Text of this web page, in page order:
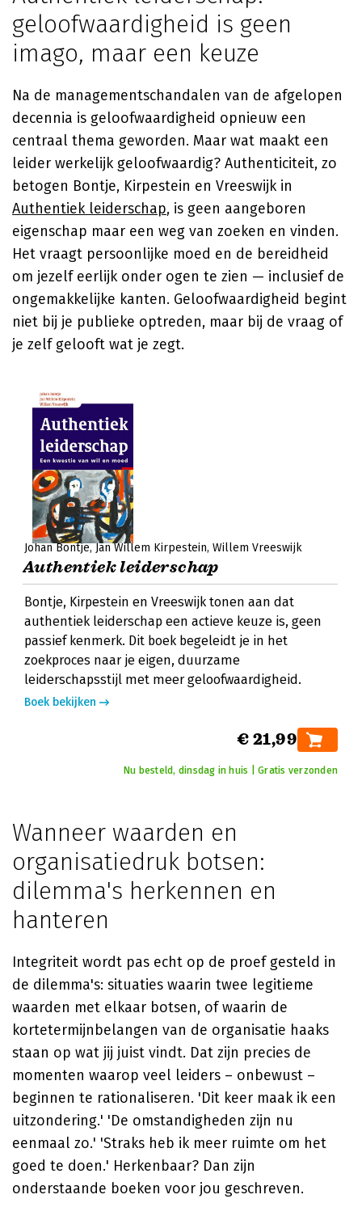
geloofwaardigheid is geen
imago, maar een keuze
Na de managementschandalen van de afgelopen
decennia is geloofwaardigheid opnieuw een
centraal thema geworden. Maar wat maakt een
leider werkelijk geloofwaardig? Authenticiteit, zo
betogen Bontje, Kirpestein en Vreeswijk in
Authentiek leiderschap, is geen aangeboren
eigenschap maar een weg van zoeken en vinden.
Het vraagt persoonlijke moed en de bereidheid
om jezelf eerlijk onder ogen te zien — inclusief de
ongemakkelijke kanten. Geloofwaardigheid begint
niet bij je publieke optreden, maar bij de vraag of
je zelf gelooft wat je zegt.
Johan Bontje Jan Willem Kirpestein Willem Vreeswijk
Authentiek leiderschap
Bontje, Kirpestein en Vreeswijk tonen aan dat
authentiek leiderschap een actieve keuze is, geen
passief kenmerk. Dit boek begeleidt je in het
zoekproces naar je eigen, duurzame
leiderschapsstijl met meer geloofwaardigheid.
Boek bekijken
€ 21,99
Nu besteld, dinsdag in huis | Gratis verzonden
Wanneer waarden en
organisatiedruk botsen:
dilemma's herkennen en
hanteren
Integriteit wordt pas echt op de proef gesteld in
de dilemma's: situaties waarin twee legitieme
waarden met elkaar botsen, of waarin de
kortetermijnbelangen van de organisatie haaks
staan op wat jij juist vindt. Dat zijn precies de
momenten waarop veel leiders – onbewust –
beginnen te rationaliseren. 'Dit keer maak ik een
uitzondering.' 'De omstandigheden zijn nu
eenmaal zo.' 'Straks heb ik meer ruimte om het
goed te doen.' Herkenbaar? Dan zijn
onderstaande boeken voor jou geschreven.